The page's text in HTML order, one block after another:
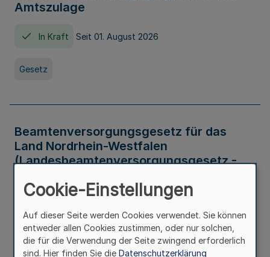
Amtszulage
In Kraft Seit 01. August 2026
Gesetz
Beamtenversorgungsgesetz für das
Land Nordrhein-Westfalen
(Landesbeamtenversorgungsgesetz -
Gesetz
Cookie-Einstellungen
Auf dieser Seite werden Cookies verwendet. Sie können
entweder allen Cookies zustimmen, oder nur solchen,
die für die Verwendung der Seite zwingend erforderlich
sind. Hier finden Sie die Datenschutzerklärung